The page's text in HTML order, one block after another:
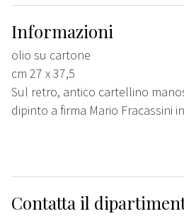
Informazioni
olio su cartone
cm 27 x 37,5
Sul retro, antico cartellino
dipinto a firma Mario Fracassini
Contatta il